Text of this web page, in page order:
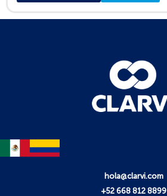
hola@clarvi.com
+52 668 812 8899